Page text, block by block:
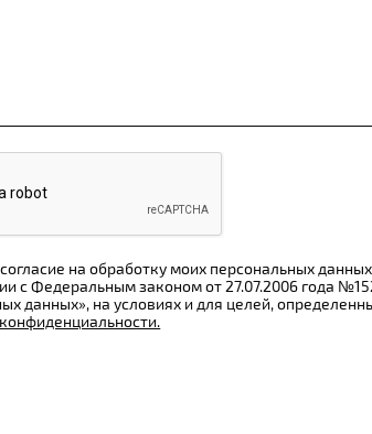
на обработку моих персональных
с Федеральным законом от 27.07.2006 года
данных», на условиях и для целей,